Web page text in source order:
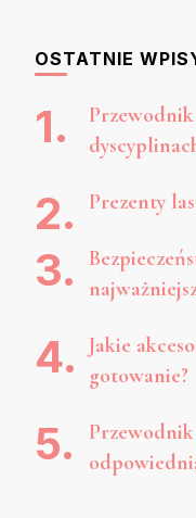
OSTATNIE
Prezenty
Jakie
gotowanie?